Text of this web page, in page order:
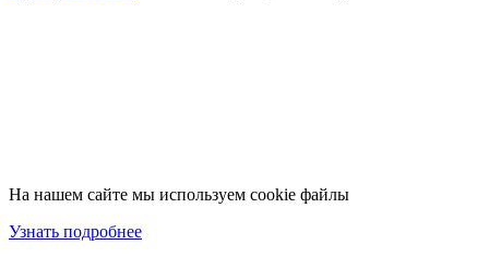
На нашем сайте мы используем cookie файлы
Узнать подробнее